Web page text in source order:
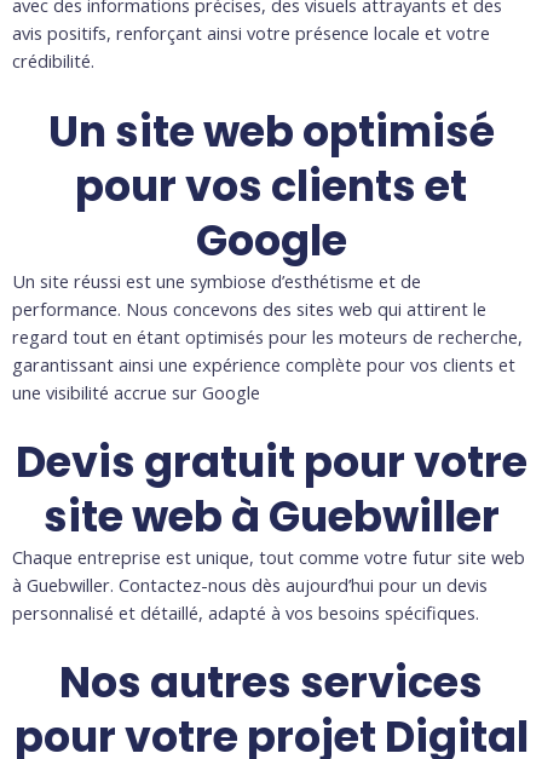
avec des informations précises, des visuels attrayants et des
avis positifs, renforçant ainsi votre présence locale et votre
crédibilité.
Un site web optimisé
pour vos clients et
Google
Un site réussi est une symbiose d’esthétisme et de
performance. Nous concevons des sites web qui attirent le
regard tout en étant optimisés pour les moteurs de recherche,
garantissant ainsi une expérience complète pour vos clients et
une visibilité accrue sur Google
Devis gratuit pour votre
site web à Guebwiller
Chaque entreprise est unique, tout comme votre futur site web
à Guebwiller. Contactez-nous dès aujourd’hui pour un devis
personnalisé et détaillé, adapté à vos besoins spécifiques.
Nos autres services
pour votre projet Digital